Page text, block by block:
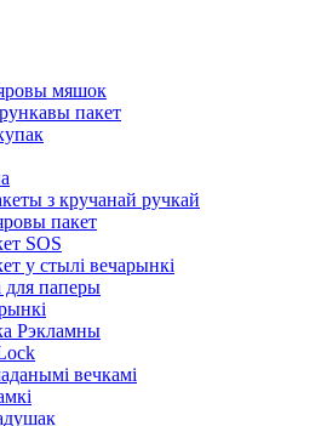
мяшок
пакет
з кручанай ручкай
пакет
SOS
у стылі вечарынкі
для паперы
Рэкламны
вечкамі